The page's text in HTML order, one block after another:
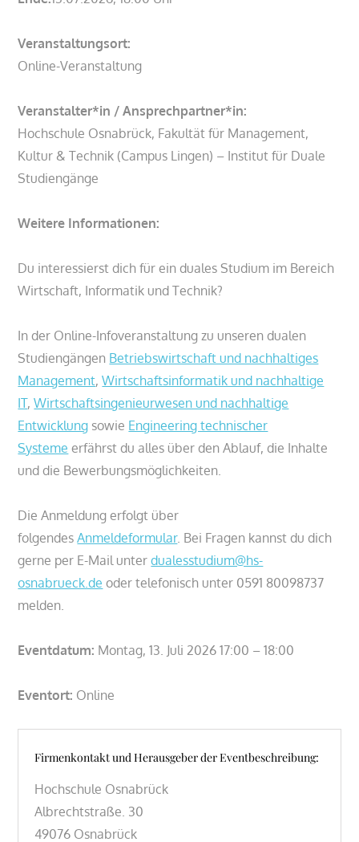
Veranstaltungsort:
Online-Veranstaltung
Veranstalter*in / Ansprechpartner*in:
Hochschule Osnabrück, Fakultät für Management,
Kultur & Technik (Campus Lingen) – Institut für Duale
Studiengänge
Weitere Informationen:
Du interessierst dich für ein duales Studium im Bereich
Wirtschaft, Informatik und Technik?
In der Online-Infoveranstaltung zu unseren dualen
Studiengängen Betriebswirtschaft und nachhaltiges
Management,Wirtschaftsinformatik und nachhaltige
IT,Wirtschaftsingenieurwesen und nachhaltige
Entwicklung sowie Engineering technischer
Systeme erfährst du alles über den Ablauf, die Inhalte
und die Bewerbungsmöglichkeiten.
Die Anmeldung erfolgt über
folgendesAnmeldeformular. Bei Fragen kannst du dich
gerne per E-Mail unterdualesstudium@hs-
osnabrueck.de oder telefonisch unter 0591 80098737
melden.
Eventdatum: Montag, 13. Juli 2026 17:00 – 18:00
Eventort: Online
Firmenkontakt und Herausgeber der Eventbeschreibung:
Hochschule Osnabrück
Albrechtstraße. 30
49076 Osnabrück